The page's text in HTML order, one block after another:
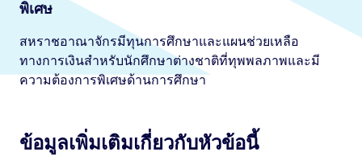
พิเศษ
สหราชอาณาจักรมีทุนการศึกษาและแผนช่วยเหลือ
ทางการเงินสำหรับนักศึกษาต่างชาติที่ทุพพลภาพและมี
ความต้องการพิเศษด้านการศึกษา
ข้อมูลเพิ่มเติมเกี่ยวกับหัวข้อนี้